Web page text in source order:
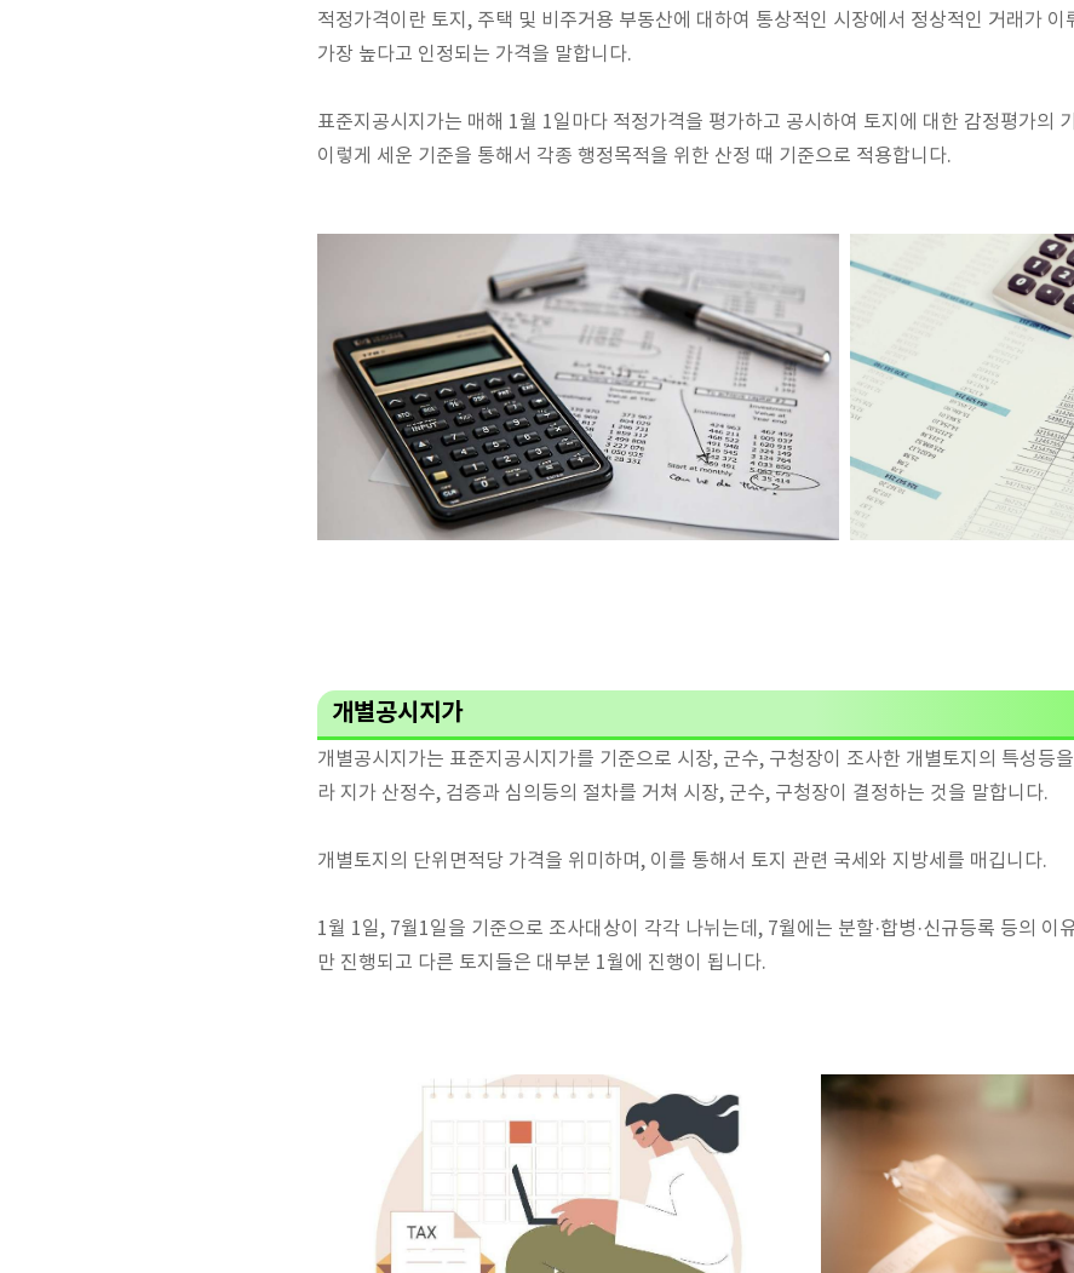
적정가격이란 토지, 주택 및 비주거용 부동산에 대하여 통상적인 시장에서 정상적인 거래가 이
가장 높다고 인정되는 가격을 말합니다.
표준지공시지가는 매해 1월 1일마다 적정가격을 평가하고 공시하여 토지에 대한 감정평가의
이렇게 세운 기준을 통해서 각종 행정목적을 위한 산정 때 기준으로 적용합니다.
개별공시지가
개별공시지가는 표준지공시지가를 기준으로 시장, 군수, 구청장이 조사한 개별토지의 특성등
라 지가 산정수, 검증과 심의등의 절차를 거쳐 시장, 군수, 구청장이 결정하는 것을 말합니다.
개별토지의 단위면적당 가격을 위미하며, 이를 통해서 토지 관련 국세와 지방세를 매깁니다.
1월 1일, 7월1일을 기준으로 조사대상이 각각 나뉘는데, 7월에는 분할·합병·신규등록 등의 이
만 진행되고 다른 토지들은 대부분 1월에 진행이 됩니다.